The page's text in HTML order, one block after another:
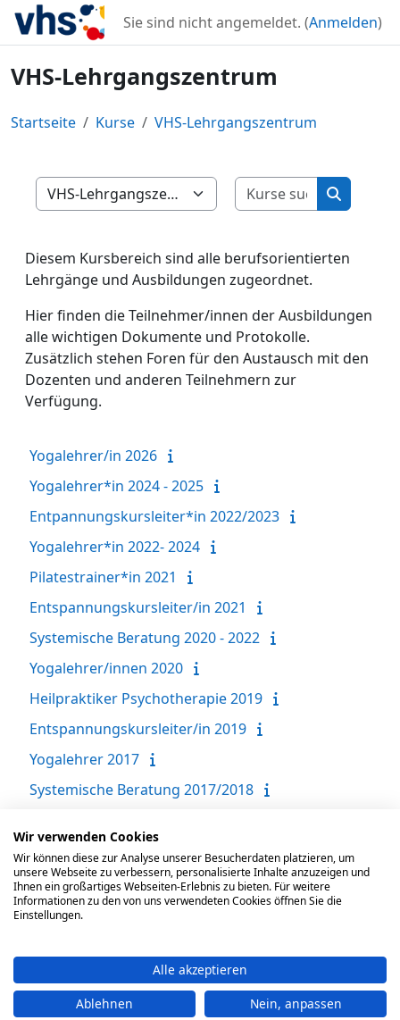
Zum Hauptinhalt
Sie sind nicht angemeldet. (Anmelden)
VHS-Lehrgangszentrum
Startseite Kurse VHS-Lehrgangszentrum
Kursbereiche
Kurse
Kurse
Diesem Kursbereich sind alle berufsorientierten
Lehrgänge und Ausbildungen zugeordnet.
Hier finden die Teilnehmer/innen der Ausbildungen
alle wichtigen Dokumente und Protokolle.
Zusätzlich stehen Foren für den Austausch mit den
Dozenten und anderen Teilnehmern zur
Verfügung.
Yogalehrer/in 2026
Yogalehrer*in 2024 - 2025
Entpannungskursleiter*in 2022/2023
Yogalehrer*in 2022- 2024
Pilatestrainer*in 2021
Entspannungskursleiter/in 2021
Systemische Beratung 2020 - 2022
Yogalehrer/innen 2020
Heilpraktiker Psychotherapie 2019
Entspannungskursleiter/in 2019
Yogalehrer 2017
Systemische Beratung 2017/2018
Systemische Beratung 2016/2017
Betriebswirtschaftslehre
Heilpraktiker Psychotherapie 2016
Blöcke
Navigation überspringen
Navigation
Wir verwenden Cookies
Wir können diese zur Analyse unserer Besucherdaten platzieren, um
unsere Webseite zu verbessern, personalisierte Inhalte anzuzeigen und
Ihnen ein großartiges Webseiten-Erlebnis zu bieten. Für weitere
Informationen zu den von uns verwendeten Cookies öffnen Sie die
Einstellungen.
Alle akzeptieren
Ablehnen
Nein, anpassen